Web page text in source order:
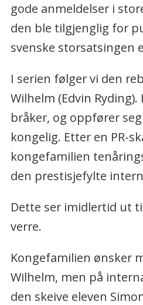
gode anmeldelser i
den ble tilgjenglig for
svenske storsatsingen
I serien følger vi den
Wilhelm (Edvin
bråker, og oppfører
kongelig. Etter en PR-
kongefamilien
den prestisjefylte
Dette ser imidlertid ut
verre.
Kongefamilien ønsker
Wilhelm, men på
den skeive eleven